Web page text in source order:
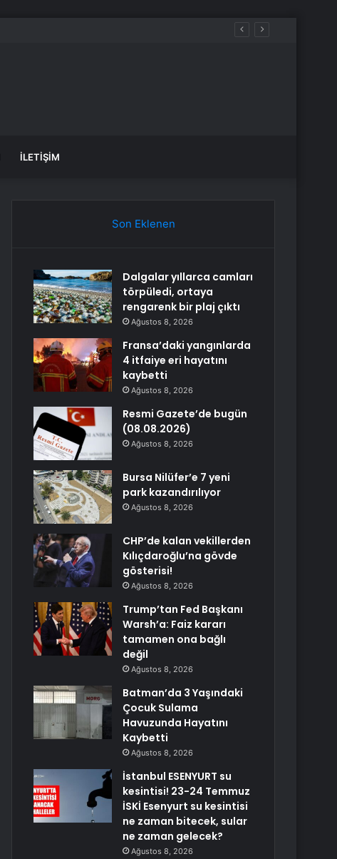
İLETIŞIM
Son Eklenen
Dalgalar yıllarca camları
törpüledi, ortaya
rengarenk bir plaj çıktı
Ağustos 8, 2026
Fransa’daki yangınlarda
4 itfaiye eri hayatını
kaybetti
Ağustos 8, 2026
Resmi Gazete’de bugün
(08.08.2026)
Ağustos 8, 2026
Bursa Nilüfer’e 7 yeni
park kazandırılıyor
Ağustos 8, 2026
CHP’de kalan vekillerden
Kılıçdaroğlu’na gövde
gösterisi!
Ağustos 8, 2026
Trump’tan Fed Başkanı
Warsh’a: Faiz kararı
tamamen ona bağlı
değil
Ağustos 8, 2026
Batman’da 3 Yaşındaki
Çocuk Sulama
Havuzunda Hayatını
Kaybetti
Ağustos 8, 2026
İstanbul ESENYURT su
kesintisi! 23-24 Temmuz
İSKİ Esenyurt su kesintisi
ne zaman bitecek, sular
ne zaman gelecek?
Ağustos 8, 2026